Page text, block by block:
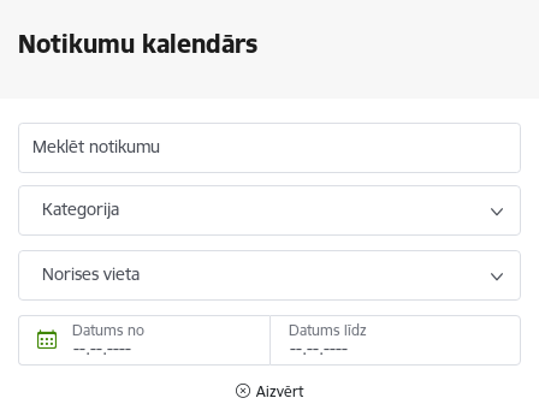
Notikumu kalendārs
Meklēt notikumu
Kategorija
Norises vieta
Datums no Datums līdz
Aizvērt